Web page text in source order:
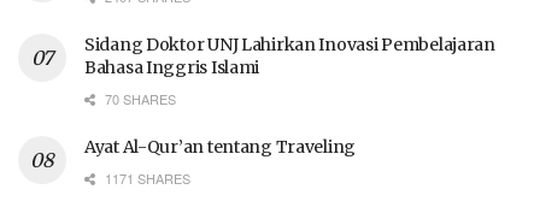
Sidang Doktor UNJ Lahirkan Inovasi Pembelajaran
Bahasa Inggris Islami
70 SHARES
Ayat Al-Qur’an tentang Traveling
1171 SHARES